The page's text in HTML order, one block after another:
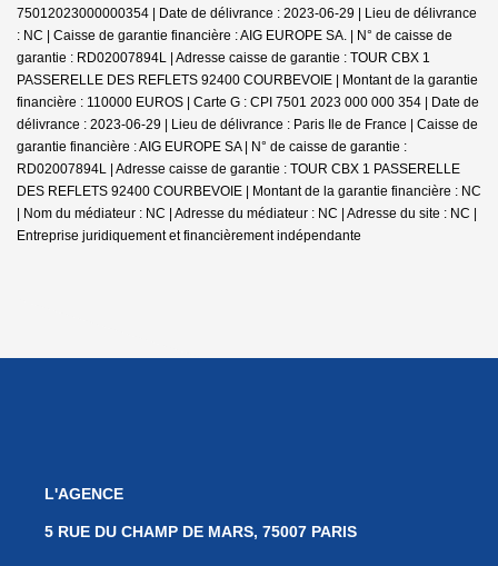
75012023000000354 | Date de délivrance : 2023-06-29 | Lieu de délivrance
: NC | Caisse de garantie financière : AIG EUROPE SA. | N° de caisse de
garantie : RD02007894L | Adresse caisse de garantie : TOUR CBX 1
PASSERELLE DES REFLETS 92400 COURBEVOIE | Montant de la garantie
financière : 110000 EUROS | Carte G : CPI 7501 2023 000 000 354 | Date de
délivrance : 2023-06-29 | Lieu de délivrance : Paris Ile de France | Caisse de
garantie financière : AIG EUROPE SA | N° de caisse de garantie :
RD02007894L | Adresse caisse de garantie : TOUR CBX 1 PASSERELLE
DES REFLETS 92400 COURBEVOIE | Montant de la garantie financière : NC
| Nom du médiateur : NC | Adresse du médiateur : NC | Adresse du site : NC |
Entreprise juridiquement et financièrement indépendante
L'AGENCE
5 RUE DU CHAMP DE MARS, 75007 PARIS